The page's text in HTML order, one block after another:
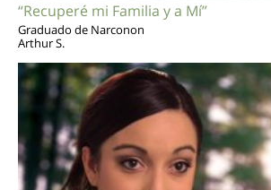
“Recuperé mi Familia y a Mí”
Graduado de Narconon
Arthur S.